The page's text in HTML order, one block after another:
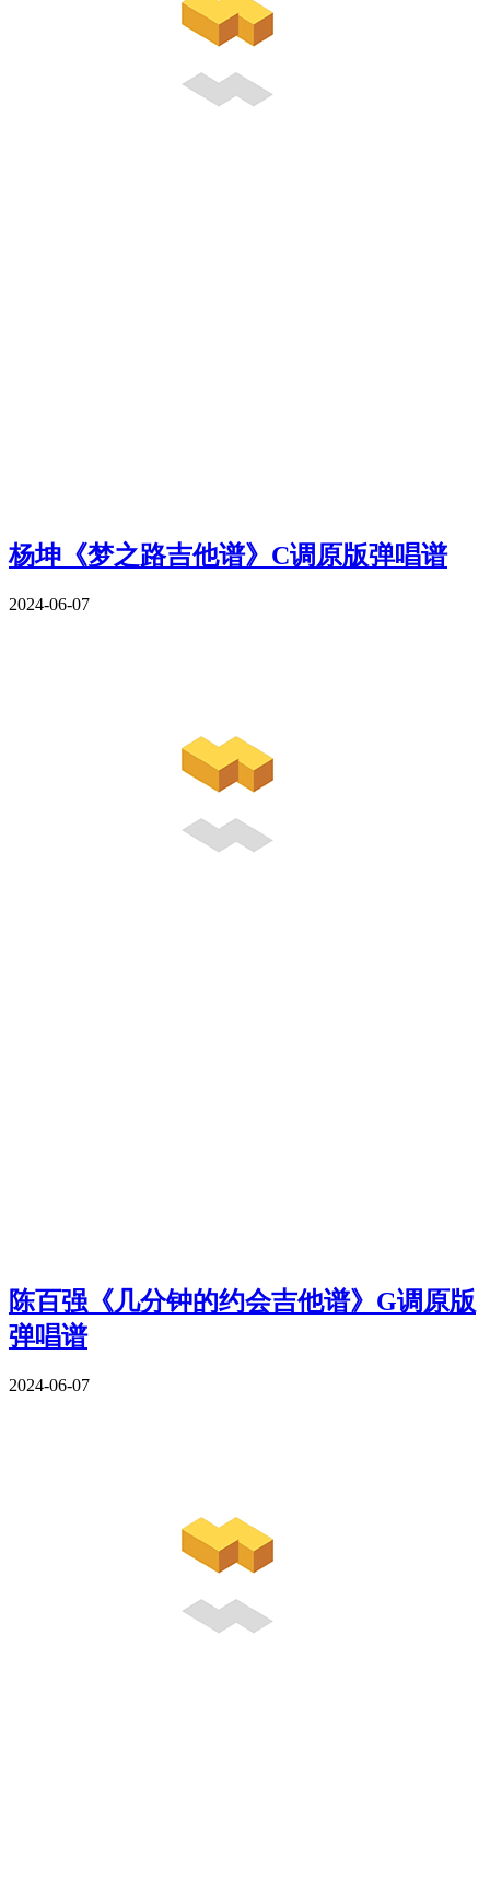
杨坤《梦之路吉他谱》C调原版弹唱谱
2024-06-07
陈百强《几分钟的约会吉他谱》G调原版
弹唱谱
2024-06-07